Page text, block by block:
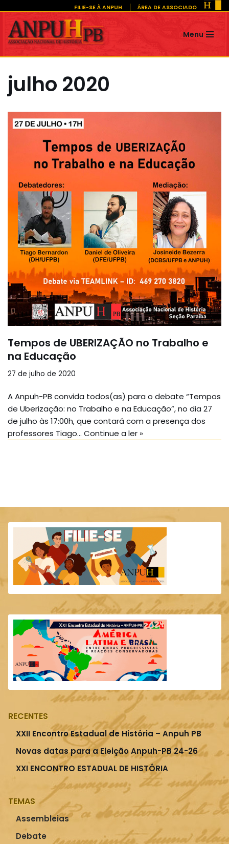
Pular
para
FILIE-SE À ANPUH ÁREA DE ASSOCIADO
Menu
julho 2020
Tempos de UBERIZAÇÃO no Trabalho e
na Educação
27 de julho de 2020
A Anpuh-PB convida todos(as) para o debate “Tempos
de Uberização: no Trabalho e na Educação”, no dia 27
de julho às 17:00h, que contará com a presença dos
professores Tiago… Continue a ler »
RECENTES
XXII Encontro Estadual de História – Anpuh PB
Novas datas para a Eleição Anpuh-PB 24-26
XXI ENCONTRO ESTADUAL DE HISTÓRIA
TEMAS
Assembleias
Debate